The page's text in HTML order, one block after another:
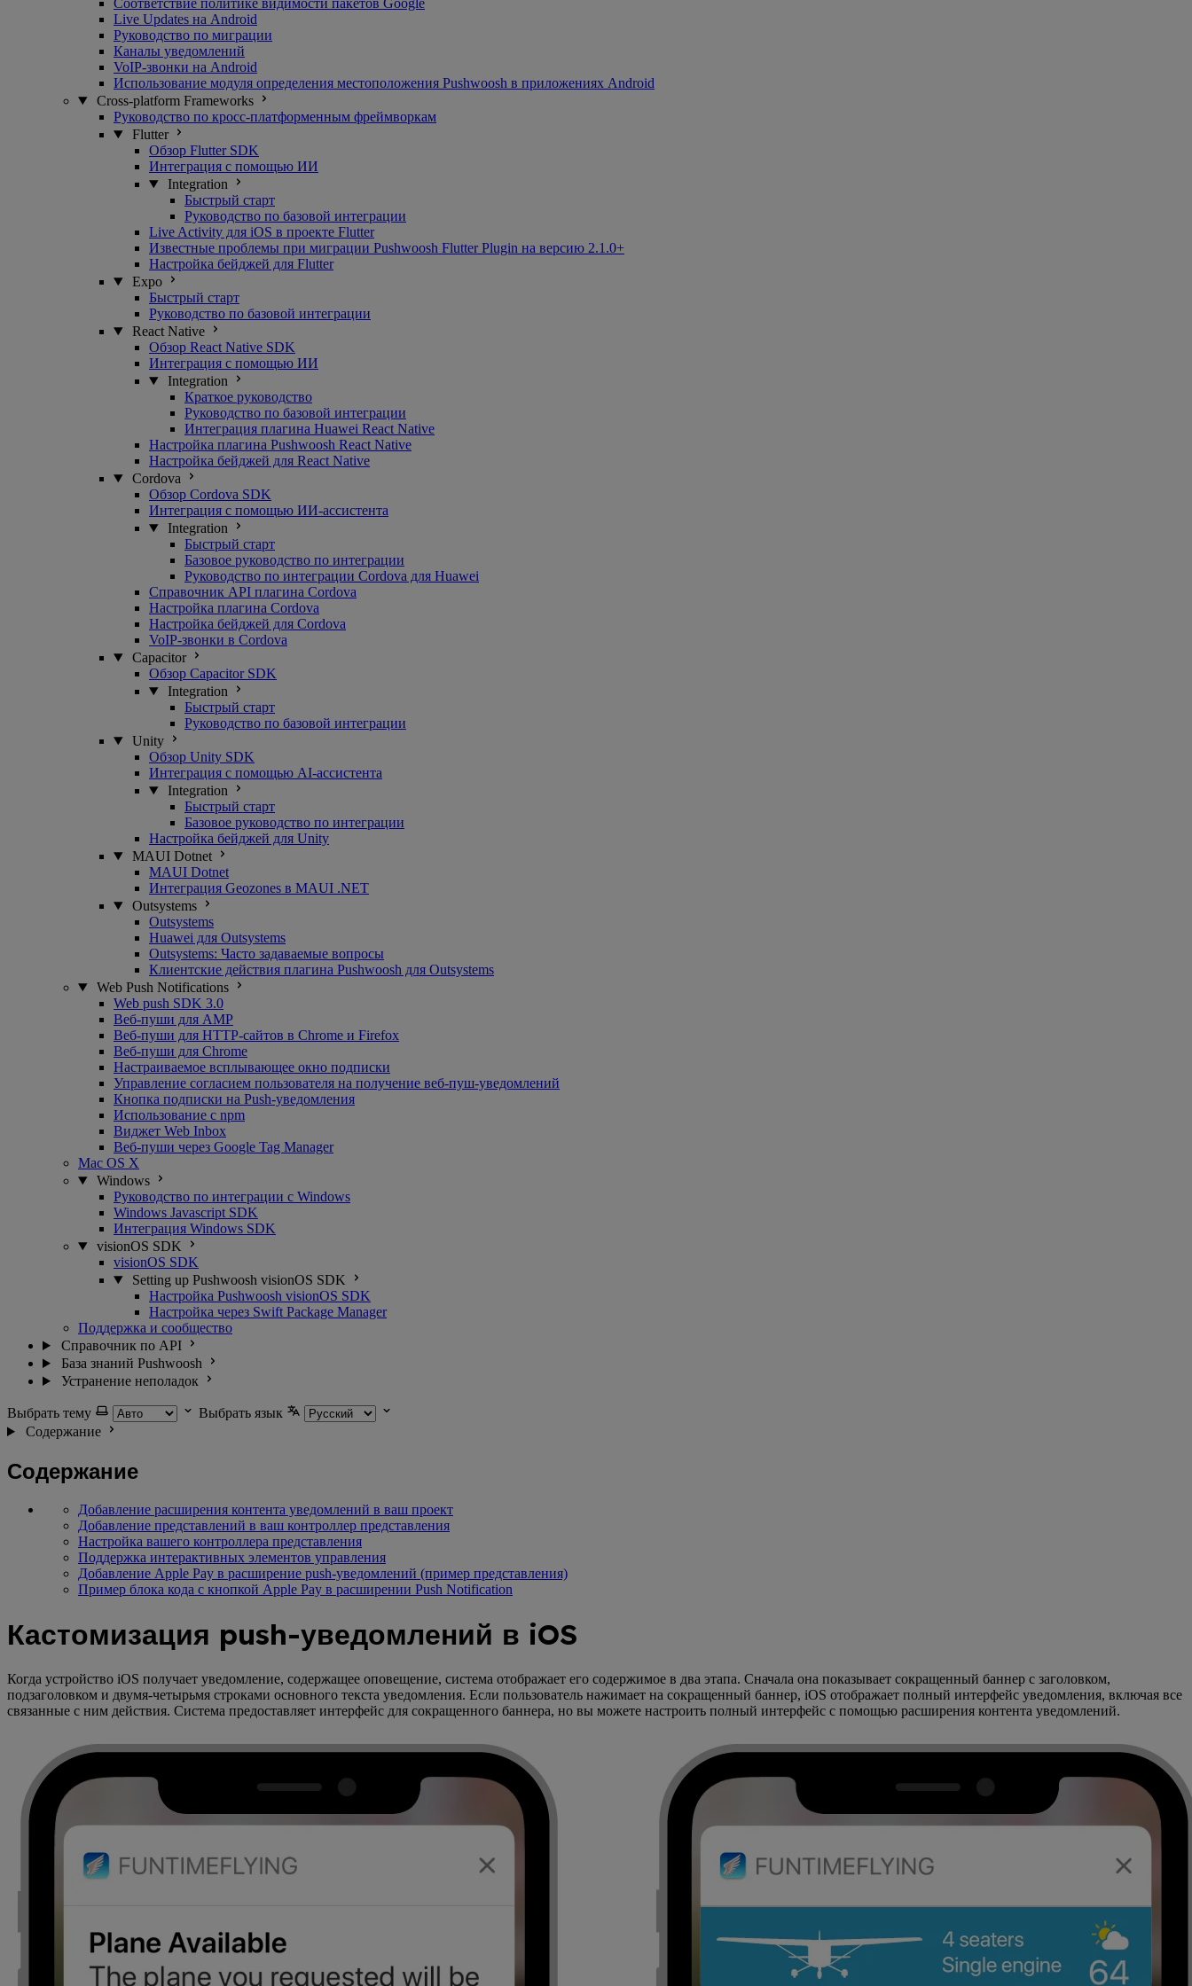
Соответствие политике видимости пакетов Google
Live Updates на Android
Руководство по миграции
Каналы уведомлений
VoIP-звонки на Android
Использование модуля определения местоположения Pushwoosh в приложениях Android
Cross-platform Frameworks
Руководство по кросс-платформенным фреймворкам
Flutter
Обзор Flutter SDK
Интеграция с помощью ИИ
Integration
Быстрый старт
Руководство по базовой интеграции
Live Activity для iOS в проекте Flutter
Известные проблемы при миграции Pushwoosh Flutter Plugin на версию 2.1.0+
Настройка бейджей для Flutter
Expo
Быстрый старт
Руководство по базовой интеграции
React Native
Обзор React Native SDK
Интеграция с помощью ИИ
Integration
Краткое руководство
Руководство по базовой интеграции
Интеграция плагина Huawei React Native
Настройка плагина Pushwoosh React Native
Настройка бейджей для React Native
Cordova
Обзор Cordova SDK
Интеграция с помощью ИИ-ассистента
Integration
Быстрый старт
Базовое руководство по интеграции
Руководство по интеграции Cordova для Huawei
Справочник API плагина Cordova
Настройка плагина Cordova
Настройка бейджей для Cordova
VoIP-звонки в Cordova
Capacitor
Обзор Capacitor SDK
Integration
Быстрый старт
Руководство по базовой интеграции
Unity
Обзор Unity SDK
Интеграция с помощью AI-ассистента
Integration
Быстрый старт
Базовое руководство по интеграции
Настройка бейджей для Unity
MAUI Dotnet
MAUI Dotnet
Интеграция Geozones в MAUI .NET
Outsystems
Outsystems
Huawei для Outsystems
Outsystems: Часто задаваемые вопросы
Клиентские действия плагина Pushwoosh для Outsystems
Web Push Notifications
Web push SDK 3.0
Веб-пуши для AMP
Веб-пуши для HTTP-сайтов в Chrome и Firefox
Веб-пуши для Chrome
Настраиваемое всплывающее окно подписки
Управление согласием пользователя на получение веб-пуш-уведомлений
Кнопка подписки на Push-уведомления
Использование с npm
Виджет Web Inbox
Веб-пуши через Google Tag Manager
Mac OS X
Windows
Руководство по интеграции с Windows
Windows Javascript SDK
Интеграция Windows SDK
visionOS SDK
visionOS SDK
Setting up Pushwoosh visionOS SDK
Настройка Pushwoosh visionOS SDK
Настройка через Swift Package Manager
Поддержка и сообщество
Справочник по API
База знаний Pushwoosh
Устранение неполадок
Выбрать тему
Выбрать язык
Содержание
Содержание
Добавление расширения контента уведомлений в ваш проект
Добавление представлений в ваш контроллер представления
Настройка вашего контроллера представления
Поддержка интерактивных элементов управления
Добавление Apple Pay в расширение push-уведомлений (пример представления)
Пример блока кода с кнопкой Apple Pay в расширении Push Notification
Кастомизация push-уведомлений в iOS
Когда устройство iOS получает уведомление, содержащее оповещение, система отображает его содержимое в два этапа. Сначала она показывает сокращенный баннер с заголовком,
подзаголовком и двумя-четырьмя строками основного текста уведомления. Если пользователь нажимает на сокращенный баннер, iOS отображает полный интерфейс уведомления, включая все
связанные с ним действия. Система предоставляет интерфейс для сокращенного баннера, но вы можете настроить полный интерфейс с помощью расширения контента уведомлений.